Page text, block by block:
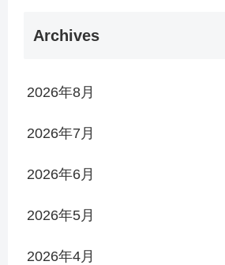
Archives
2026年8月
2026年7月
2026年6月
2026年5月
2026年4月